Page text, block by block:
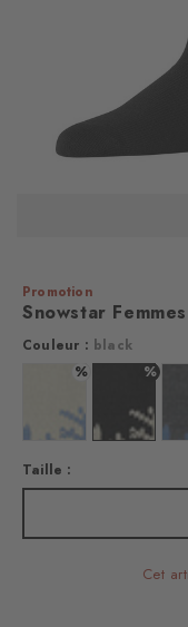
Promotion
Snowstar
Couleur : black
%
Couleur : ivory
%
Couleur :
Taille :
Cet